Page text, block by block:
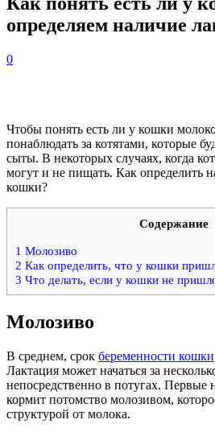
определяем наличие
0
Чтобы понять есть ли у кошки
понаблюдать за котятами, которые
сыты. В некоторых случаях, когда
могут и не пищать. Как определить
кошки?
Содержание
1 Молозиво
2 Как определить, что у кошки
3 Что делать, если у кошки не
Молозиво
В среднем, срок беременности кошки
Лактация может начаться за
непосредственно в потугах. Первые
кормит потомство молозивом,
структурой от молока.